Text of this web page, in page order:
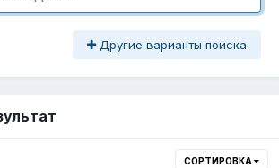
Другие варианты поиска
СОРТИРОВКА